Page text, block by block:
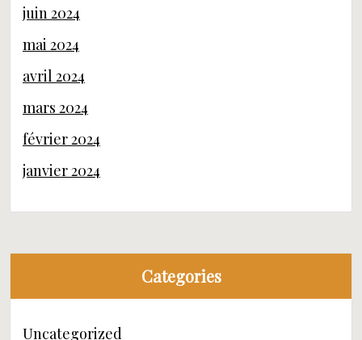
juin 2024
mai 2024
avril 2024
mars 2024
février 2024
janvier 2024
Categories
Uncategorized